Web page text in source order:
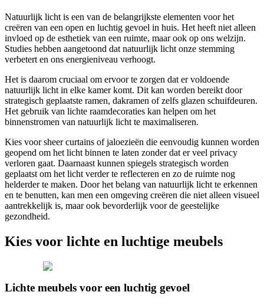
Natuurlijk licht is een van de belangrijkste elementen voor het
creëren van een open en luchtig gevoel in huis. Het heeft niet alleen
invloed op de esthetiek van een ruimte, maar ook op ons welzijn.
Studies hebben aangetoond dat natuurlijk licht onze stemming
verbetert en ons energieniveau verhoogt.
Het is daarom cruciaal om ervoor te zorgen dat er voldoende
natuurlijk licht in elke kamer komt. Dit kan worden bereikt door
strategisch geplaatste ramen, dakramen of zelfs glazen schuifdeuren.
Het gebruik van lichte raamdecoraties kan helpen om het
binnenstromen van natuurlijk licht te maximaliseren.
Kies voor sheer curtains of jaloezieën die eenvoudig kunnen worden
geopend om het licht binnen te laten zonder dat er veel privacy
verloren gaat. Daarnaast kunnen spiegels strategisch worden
geplaatst om het licht verder te reflecteren en zo de ruimte nog
helderder te maken. Door het belang van natuurlijk licht te erkennen
en te benutten, kan men een omgeving creëren die niet alleen visueel
aantrekkelijk is, maar ook bevorderlijk voor de geestelijke
gezondheid.
Kies voor lichte en luchtige meubels
Lichte meubels voor een luchtig gevoel